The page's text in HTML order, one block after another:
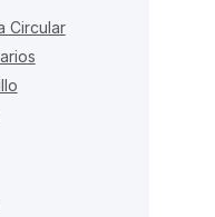
Circular